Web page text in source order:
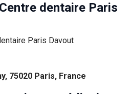
dentaire Paris
75020 Paris, France